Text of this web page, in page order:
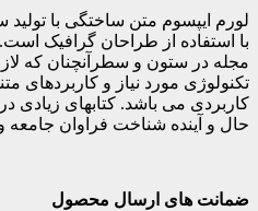
لورم ایپسوم متن ساختگی با
با استفاده از طراحان گرافیک
مجله در ستون و سطرآنچنان که
تکنولوژی مورد نیاز و کاربردهای
کاربردی می باشد. کتابهای
حال و آینده شناخت فراوان
ضمانت های ارسال محصول